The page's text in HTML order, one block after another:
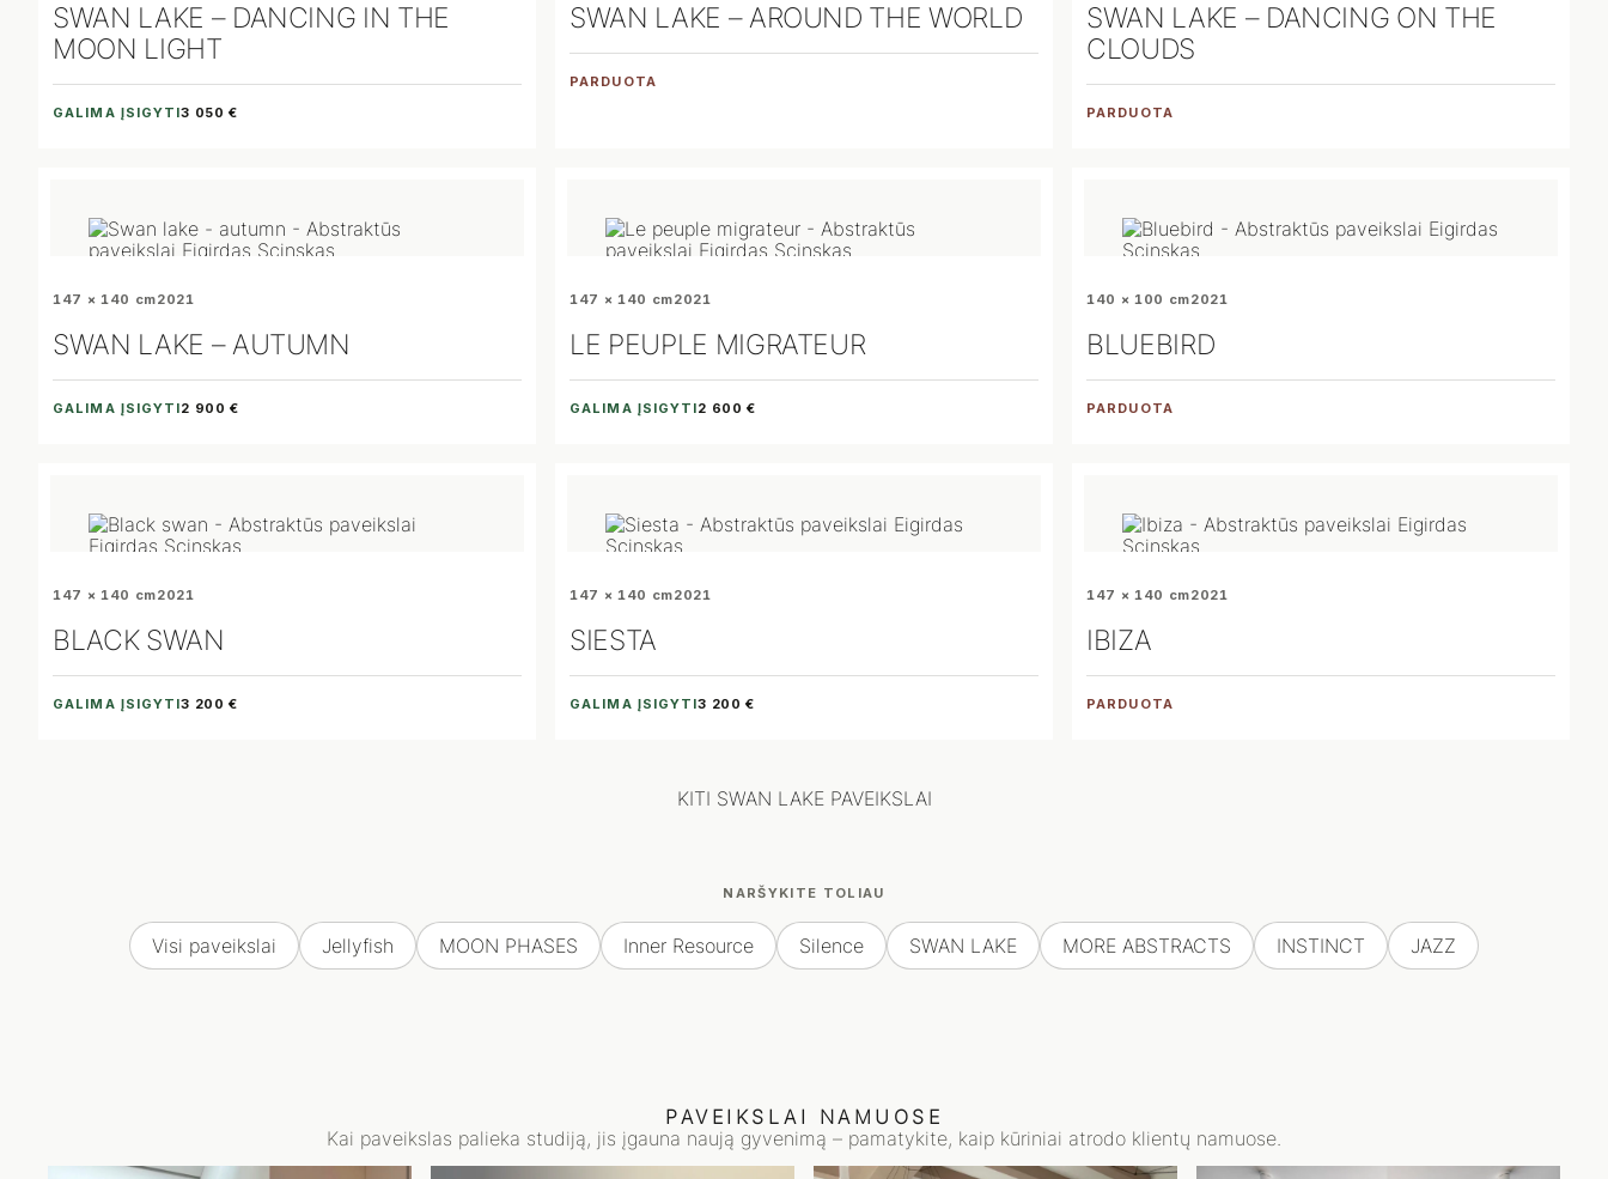
SWAN LAKE – DANCING IN THE
MOON LIGHT
GALIMA ĮSIGYTI3 050 €
SWAN LAKE – AROUND THE WORLD
PARDUOTA
SWAN LAKE – DANCING ON THE
CLOUDS
PARDUOTA
147 × 140 cm2021
SWAN LAKE – AUTUMN
GALIMA ĮSIGYTI2 900 €
147 × 140 cm2021
LE PEUPLE MIGRATEUR
GALIMA ĮSIGYTI2 600 €
140 × 100 cm2021
BLUEBIRD
PARDUOTA
147 × 140 cm2021
BLACK SWAN
GALIMA ĮSIGYTI3 200 €
147 × 140 cm2021
SIESTA
GALIMA ĮSIGYTI3 200 €
147 × 140 cm2021
IBIZA
PARDUOTA
KITI SWAN LAKE PAVEIKSLAI
NARŠYKITE TOLIAU
Visi paveikslai Jellyfish MOON PHASES Inner Resource Silence SWAN LAKE MORE ABSTRACTS INSTINCT JAZZ
PAVEIKSLAI NAMUOSE
Kai paveikslas palieka studiją, jis įgauna naują gyvenimą – pamatykite, kaip kūriniai atrodo klientų namuose.